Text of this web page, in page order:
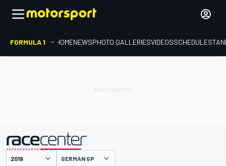
FORMULA 1 HOMENEWSPHOTO GALLERIESVIDEOSSCHEDULE
presented by GERMAN GP